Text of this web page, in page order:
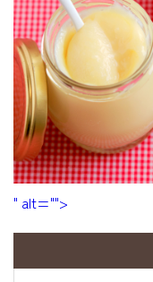
" alt="">